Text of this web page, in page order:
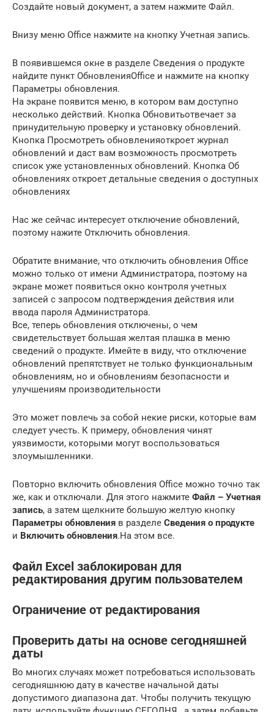
Создайте новый документ, а затем нажмите Файл.
Внизу меню Office нажмите на кнопку Учетная запись.
В появившемся окне в разделе Сведения о продукте
найдите пункт ОбновленияOffice и нажмите на кнопку
Параметры обновления.
На экране появится меню, в котором вам доступно
несколько действий. Кнопка Обновитьотвечает за
принудительную проверку и установку обновлений.
Кнопка Просмотреть обновленияоткроет журнал
обновлений и даст вам возможность просмотреть
список уже установленных обновлений. Кнопка Об
обновлениях откроет детальные сведения о доступных
обновлениях
Нас же сейчас интересует отключение обновлений,
поэтому нажите Отключить обновления.
Обратите внимание, что отключить обновления Office
можно только от имени Администратора, поэтому на
экране может появиться окно контроля учетных
записей с запросом подтверждения действия или
ввода пароля Администратора.
Все, теперь обновления отключены, о чем
свидетельствует большая желтая плашка в меню
сведений о продукте. Имейте в виду, что отключение
обновлений препятствует не только функциональным
обновлениям, но и обновлениям безопасности и
улучшениям производительности
Это может повлечь за собой некие риски, которые вам
следует учесть. К примеру, обновления чинят
уязвимости, которыми могут воспользоваться
злоумышленники.
Повторно включить обновления Office можно точно так
же, как и отключали. Для этого нажмите Файл – Учетная
запись, а затем щелкните большую желтую кнопку
Параметры обновления в разделе Сведения о продукте
и Включить обновления.На этом все.
Файл Excel заблокирован для
редактирования другим пользователем
Ограничение от редактирования
Проверить даты на основе сегодняшней
даты
Во многих случаях может потребоваться использовать
сегодняшнюю дату в качестве начальной даты
допустимого диапазона дат. Чтобы получить текущую